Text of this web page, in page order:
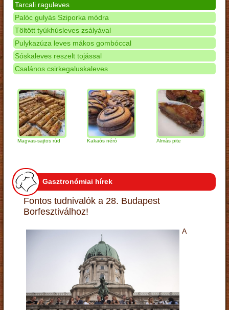
Tarcali raguleves
Palóc gulyás Sziporka módra
Töltött tyúkhúsleves zsályával
Pulykazúza leves mákos gombóccal
Sóskaleves reszelt tojással
Csalános csirkegaluskaleves
Magvas-sajtos rúd Kakaós néró Almás pite
Gasztronómiai hírek
Fontos tudnivalók a 28. Budapest
Borfesztiválhoz!
A